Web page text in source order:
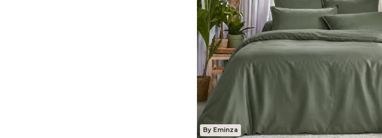
By Eminza